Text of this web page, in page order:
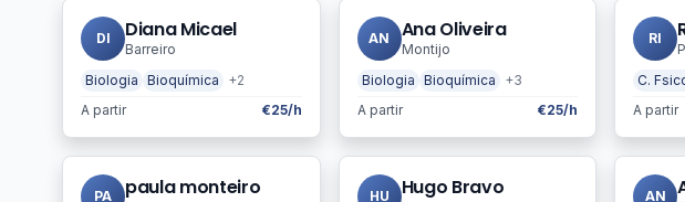
DI Diana Micael
Barreiro
Biologia Bioquímica
+2
A partir
€25/h
AN Ana Oliveira
Montijo
Biologia Bioquímica
+3
A partir
€25/h
RI
C.
A partir
PA paula monteiro HU Hugo Bravo AN